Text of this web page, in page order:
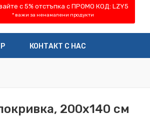
с 5% отстъпка с ПРОМО КОД: LZY5
* важи за ненамалени продукти
КОНТАКТ С НАС
200x140 см